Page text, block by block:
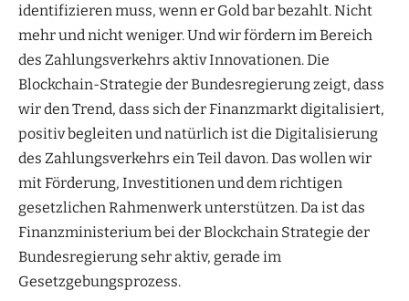
identifizieren muss, wenn er Gold bar bezahlt. Nicht
mehr und nicht weniger. Und wir fördern im Bereich
des Zahlungsverkehrs aktiv Innovationen. Die
Blockchain-Strategie der Bundesregierung zeigt, dass
wir den Trend, dass sich der Finanzmarkt digitalisiert,
positiv begleiten und natürlich ist die Digitalisierung
des Zahlungsverkehrs ein Teil davon. Das wollen wir
mit Förderung, Investitionen und dem richtigen
gesetzlichen Rahmenwerk unterstützen. Da ist das
Finanzministerium bei der Blockchain Strategie der
Bundesregierung sehr aktiv, gerade im
Gesetzgebungsprozess.